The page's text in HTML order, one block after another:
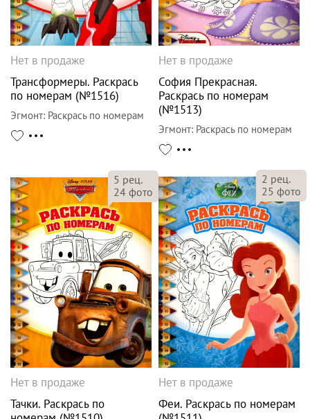
Нет в продаже
Трансформеры. Раскрась
по номерам (№1516)
Эгмонт: Раскрась по номерам
Нет в продаже
София Прекрасная.
Раскрась по номерам
(№1513)
Эгмонт: Раскрась по номерам
5 рец.
24 фото
Нет в продаже
Тачки. Раскрась по
2 рец.
25 фото
Нет в продаже
Феи. Раскрась по номерам